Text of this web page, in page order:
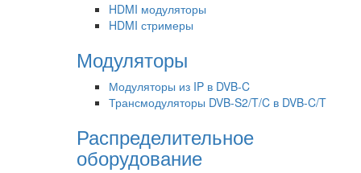
HDMI модуляторы
HDMI стримеры
Модуляторы
Модуляторы из IP в DVB-C
Трансмодуляторы DVB-S2/T/C в DVB-C/T
Распределительное
оборудование